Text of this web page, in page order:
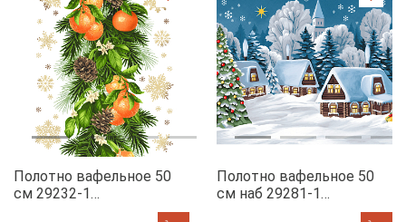
Полотно вафельное 50
см 29232-1
Мандариновый коктель
Полотно вафельное 50
см наб 29281-1